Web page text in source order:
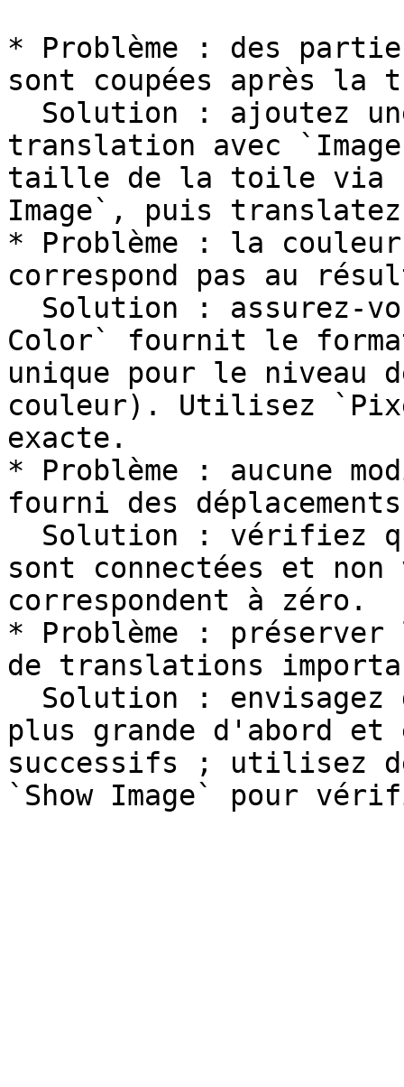
* Problème : des
sont coupées après
translation avec
taille de la toile via
Image`, puis
* Problème : la
correspond pas au
Color` fournit le
unique pour le niveau
couleur). Utilisez
exacte.
* Problème : aucune
fourni des
sont connectées et
correspondent à zéro.
* Problème :
de translations
plus grande d'abord
successifs ; utilisez